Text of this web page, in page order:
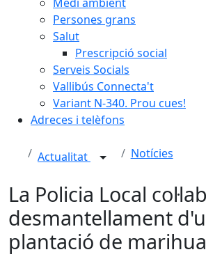
Persones grans
Salut
Prescripció social
Serveis Socials
Vallibús Connecta't
Variant N-340. Prou cues!
Adreces i telèfons
Actualitat Notícies
La Policia Local
desmantellament
plantació de